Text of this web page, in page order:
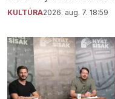
KULTÚRA2026. aug. 7. 18:59